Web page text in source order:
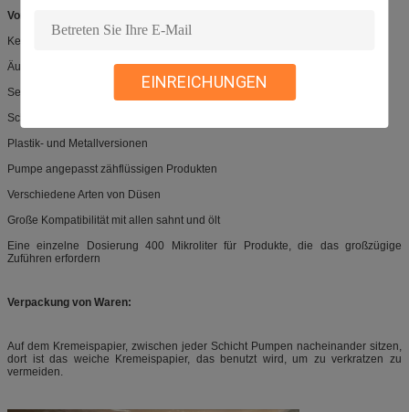
EINREICHUNGEN
Vorteil:
Kein Notenmetall
Äußerer Frühling
Sehr angenehm zu verwenden
Schutzkappe
Plastik- und Metallversionen
Pumpe angepasst zähflüssigen Produkten
Verschiedene Arten von Düsen
Große Kompatibilität mit allen sahnt und ölt
Eine einzelne Dosierung 400 Mikroliter für Produkte, die das großzügige
Zuführen erfordern
Verpackung von Waren:
Auf dem Kremeispapier, zwischen jeder Schicht Pumpen nacheinander sitzen,
dort ist das weiche Kremeispapier, das benutzt wird, um zu verkratzen zu
vermeiden.